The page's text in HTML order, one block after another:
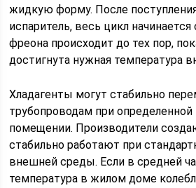
жидкую форму. После
испаритель, весь цикл
фреона происходит до тех пор,
достигнута нужная температура
Хладагенты могут стабильно
трубопроводам при
помещении. Производители
стабильно работают при
внешней среды. Если в средней
температура в жилом доме